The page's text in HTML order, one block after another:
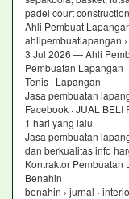
padel court construction
Ahli Pembuat
ahlipembuatlapangan
3 Jul 2026 — Ahli
Pembuatan Lapangan
Tenis · Lapangan
Jasa pembuatan
Facebook · JUAL BELI
1 hari yang lalu
Jasa pembuatan
dan berkualitas info
Kontraktor Pembuatan
Benahin
benahin › jurnal ›